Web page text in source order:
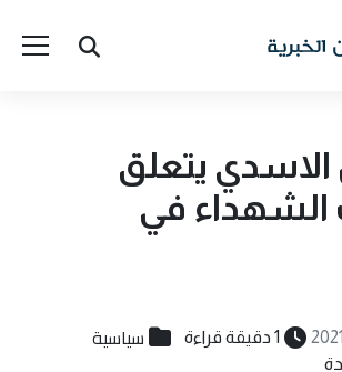
يتعلق
الشهداء في
1 دقيقة قراءة سياسية